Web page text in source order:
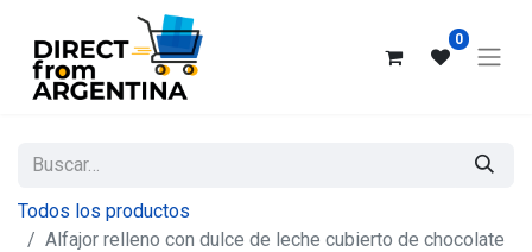
0
Todos los productos
Alfajor relleno con dulce de leche cubierto de chocolate